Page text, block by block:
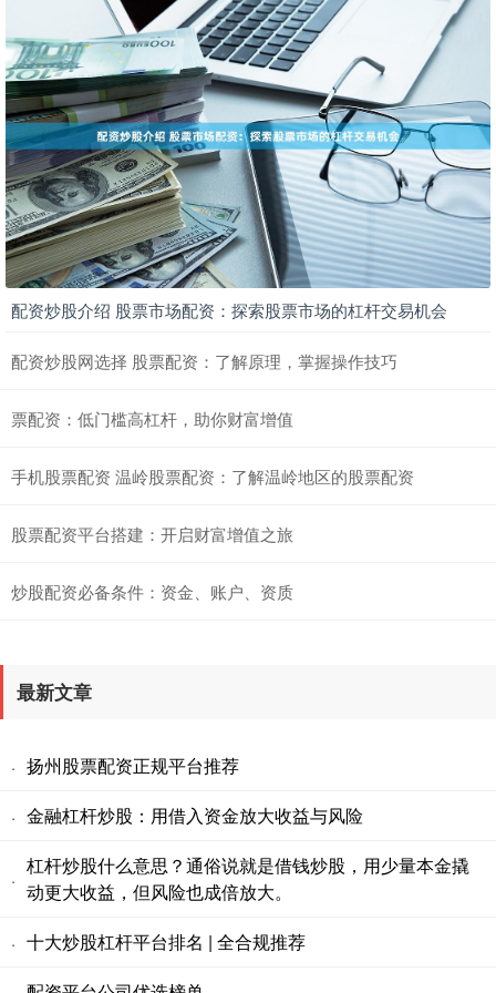
配资炒股介绍 股票市场配资：探索股票市场的杠杆交易机会
配资炒股网选择 股票配资：了解原理，掌握操作技巧
票配资：低门槛高杠杆，助你财富增值
手机股票配资 温岭股票配资：了解温岭地区的股票配资
股票配资平台搭建：开启财富增值之旅
炒股配资必备条件：资金、账户、资质
最新文章
· 扬州股票配资正规平台推荐
· 金融杠杆炒股：用借入资金放大收益与风险
·
杠杆炒股什么意思？通俗说就是借钱炒股，用少量本金撬
动更大收益，但风险也成倍放大。
· 十大炒股杠杆平台排名 | 全合规推荐